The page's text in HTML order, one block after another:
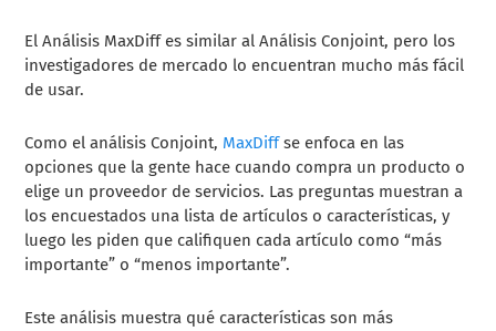
El Análisis MaxDiff es similar al Análisis Conjoint, pero los
investigadores de mercado lo encuentran mucho más fácil
de usar.
Como el análisis Conjoint, MaxDiffse enfoca en las
opciones que la gente hace cuando compra un producto o
elige un proveedor de servicios. Las preguntas muestran a
los encuestados una lista de artículos o características, y
luego les piden que califiquen cada artículo como “más
importante” o “menos importante”.
Este análisis muestra qué características son más